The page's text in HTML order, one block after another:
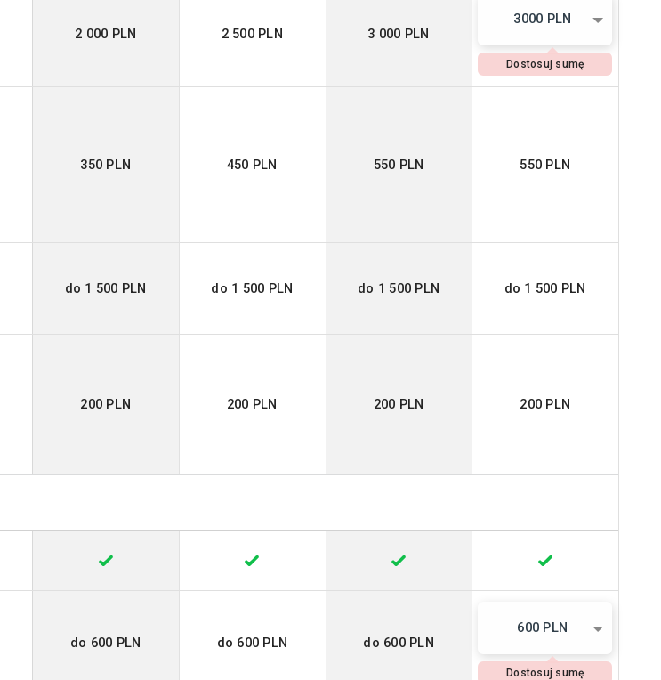
2 000 PLN 2 500 PLN 3 000 PLN
3000 PLN
Dostosuj sumę
350 PLN 450 PLN 550 PLN 550 PLN
do 1 500 PLN do 1 500 PLN do 1 500 PLN do 1 500 PLN
200 PLN 200 PLN 200 PLN 200 PLN
do 600 PLN do 600 PLN do 600 PLN
600 PLN
Dostosuj sumę